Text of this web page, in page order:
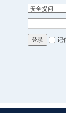
登录 记